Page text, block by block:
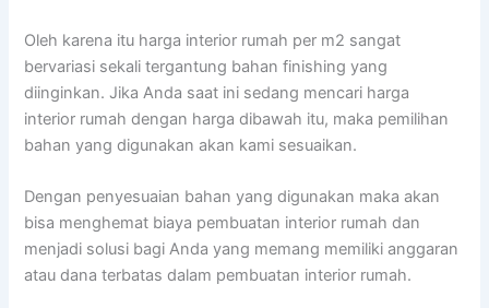
Oleh karena itu harga interior rumah per m2 sangat
bervariasi sekali tergantung bahan finishing yang
diinginkan. Jika Anda saat ini sedang mencari harga
interior rumah dengan harga dibawah itu, maka pemilihan
bahan yang digunakan akan kami sesuaikan.
Dengan penyesuaian bahan yang digunakan maka akan
bisa menghemat biaya pembuatan interior rumah dan
menjadi solusi bagi Anda yang memang memiliki anggaran
atau dana terbatas dalam pembuatan interior rumah.